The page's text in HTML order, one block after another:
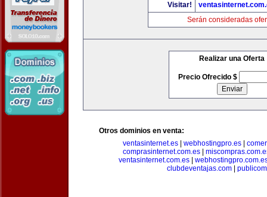
Visitar!
Serán consideradas
Realizar una Oferta
Precio Ofrecido $
Otros dominios en venta:
ventasinternet.es
webhostingpro.es
comprasinternet.com.es|
ventasinternet.com.es|
clubdeventajas.com